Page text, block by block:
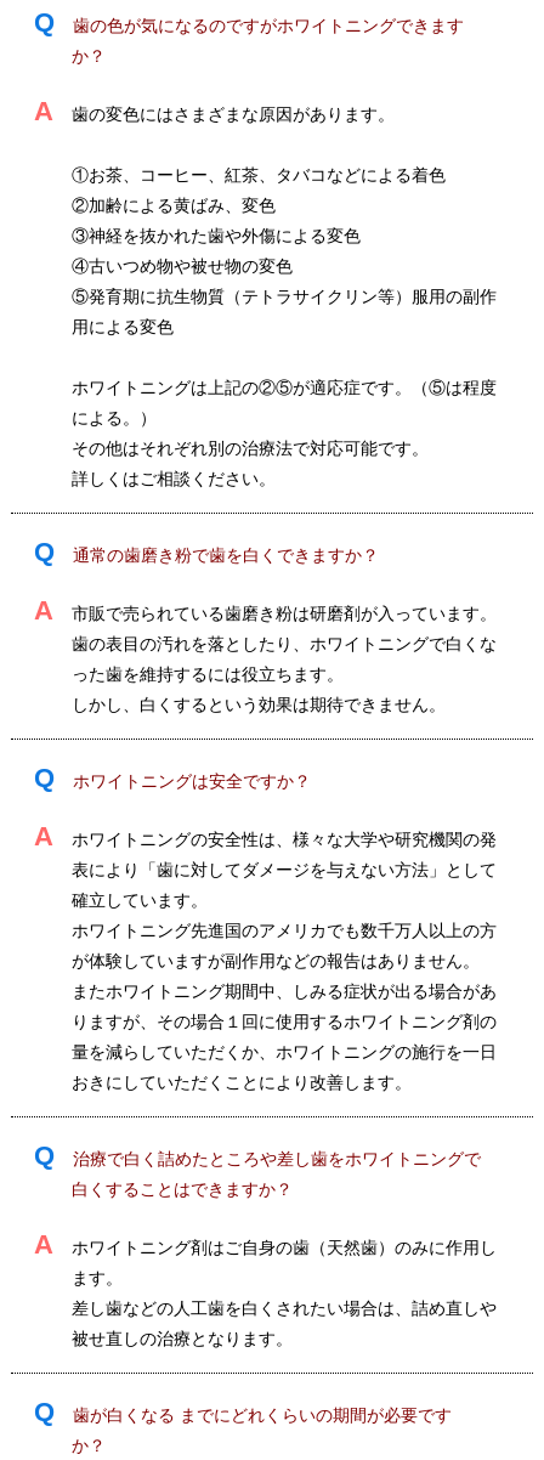
Q
歯の色が気になるのですがホワイトニングできます
か？
A 歯の変色にはさまざまな原因があります。
①お茶、コーヒー、紅茶、タバコなどによる着色
②加齢による黄ばみ、変色
③神経を抜かれた歯や外傷による変色
④古いつめ物や被せ物の変色
⑤発育期に抗生物質（テトラサイクリン等）服用の副作
用による変色
ホワイトニングは上記の②⑤が適応症です。（⑤は程度
による。）
その他はそれぞれ別の治療法で対応可能です。
詳しくはご相談ください。
Q 通常の歯磨き粉で歯を白くできますか？
A
市販で売られている歯磨き粉は研磨剤が入っています。
歯の表目の汚れを落としたり、ホワイトニングで白くな
った歯を維持するには役立ちます。
しかし、白くするという効果は期待できません。
Q ホワイトニングは安全ですか？
A
ホワイトニングの安全性は、様々な大学や研究機関の発
表により「歯に対してダメージを与えない方法」として
確立しています。
ホワイトニング先進国のアメリカでも数千万人以上の方
が体験していますが副作用などの報告はありません。
またホワイトニング期間中、しみる症状が出る場合があ
りますが、その場合１回に使用するホワイトニング剤の
量を減らしていただくか、ホワイトニングの施行を一日
おきにしていただくことにより改善します。
Q
治療で白く詰めたところや差し歯をホワイトニングで
白くすることはできますか？
A
ホワイトニング剤はご自身の歯（天然歯）のみに作用し
ます。
差し歯などの人工歯を白くされたい場合は、詰め直しや
被せ直しの治療となります。
Q
歯が白くなる までにどれくらいの期間が必要です
か？